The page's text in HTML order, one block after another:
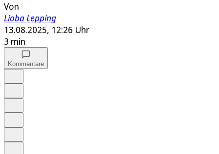
Von
Lioba Lepping
13.08.2025, 12:26 Uhr
3 min
Kommentare